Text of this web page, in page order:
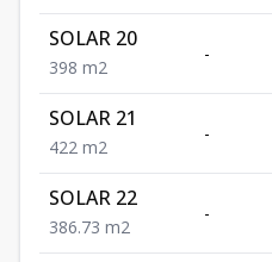
SOLAR 20
398 m2
-
SOLAR 21
422 m2
-
SOLAR 22
386.73 m2
-